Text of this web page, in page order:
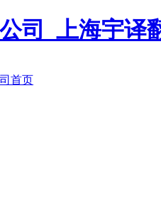
司_上海宇译
首页